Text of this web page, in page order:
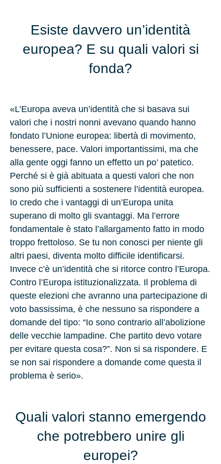
Esiste davvero un’identità
europea? E su quali valori si
fonda?
«L’Europa aveva un’identità che si basava sui
valori che i nostri nonni avevano quando hanno
fondato l’Unione europea: libertà di movimento,
benessere, pace. Valori importantissimi, ma che
alla gente oggi fanno un effetto un po’ patetico.
Perché si è già abituata a questi valori che non
sono più sufficienti a sostenere l’identità europea.
Io credo che i vantaggi di un’Europa unita
superano di molto gli svantaggi. Ma l’errore
fondamentale è stato l’allargamento fatto in modo
troppo frettoloso. Se tu non conosci per niente gli
altri paesi, diventa molto difficile identificarsi.
Invece c’è un’identità che si ritorce contro l’Europa.
Contro l’Europa istituzionalizzata. Il problema di
queste elezioni che avranno una partecipazione di
voto bassissima, è che nessuno sa rispondere a
domande del tipo: “Io sono contrario all’abolizione
delle vecchie lampadine. Che partito devo votare
per evitare questa cosa?”. Non si sa rispondere. E
se non sai rispondere a domande come questa il
problema è serio».
Quali valori stanno emergendo
che potrebbero unire gli
europei?